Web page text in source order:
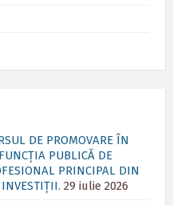
DE PROMOVARE ÎN
PUBLICĂ DE
PRINCIPAL DIN
29 iulie 2026